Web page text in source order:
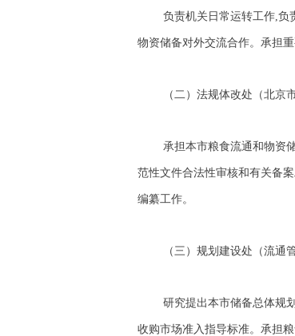
负责机关日常运转工作,负
物资储备对外交流合作。承担
（二）法规体改处（北京
承担本市粮食流通和物资
范性文件合法性审核和有关备
编纂工作。
（三）规划建设处（流通
研究提出本市储备总体规
收购市场准入指导标准。承担